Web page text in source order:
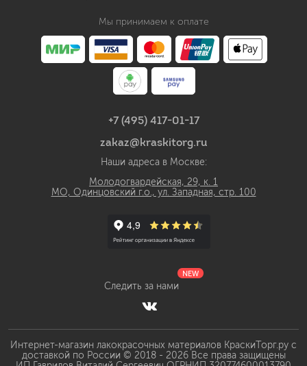
Мы принимаем к оплате
+7 (495) 417-01-17
zakaz@kraskitorg.ru
Наши адреса в Москве:
Молодогвардейская, 29, к. 1
МО, Одинцовский г.о., ул. Западная, стр. 100
Следить за нами
NEW
Интернет-магазин лакокрасочных материалов КраскиТорг.ру с
доставкой по России © 2018 - 2026 Все права защищены